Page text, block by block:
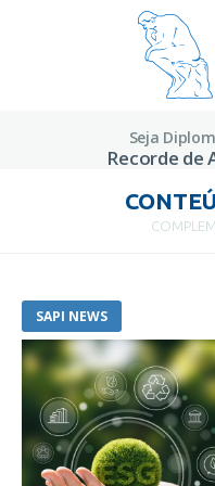
Seja
Recorde de
SAPI NEWS